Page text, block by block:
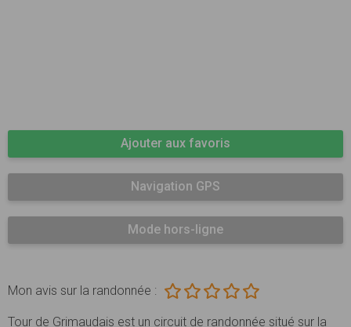
Ajouter aux favoris
Navigation GPS
Mode hors-ligne
Mon avis sur la randonnée :
Tour de Grimaudais est un circuit de randonnée situé sur la